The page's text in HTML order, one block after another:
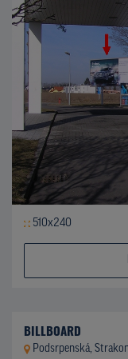
510x240
BILLBOARD
Podsrpenská,